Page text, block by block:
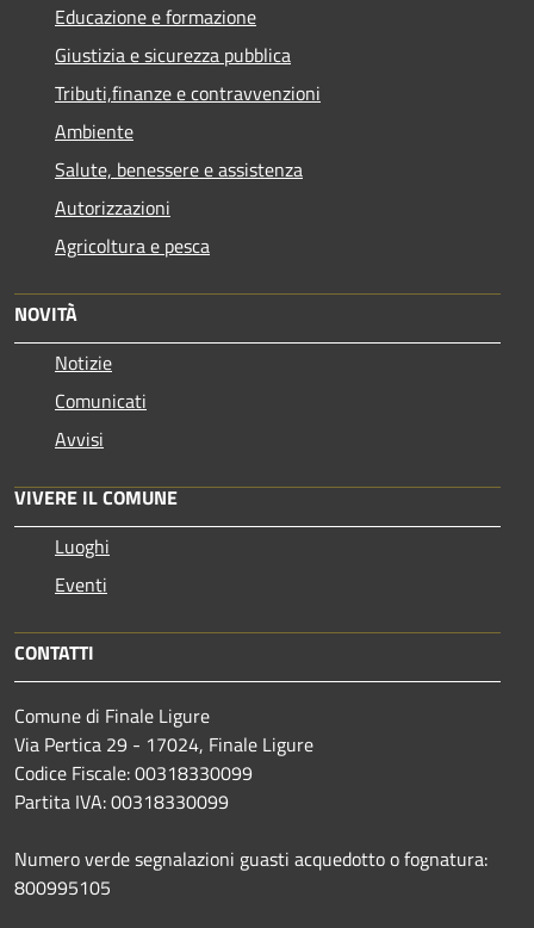
Educazione e formazione
Giustizia e sicurezza pubblica
Tributi,finanze e contravvenzioni
Ambiente
Salute, benessere e assistenza
Autorizzazioni
Agricoltura e pesca
NOVITÀ
Notizie
Comunicati
Avvisi
VIVERE IL COMUNE
Luoghi
Eventi
CONTATTI
Comune di Finale Ligure
Via Pertica 29 - 17024, Finale Ligure
Codice Fiscale: 00318330099
Partita IVA: 00318330099
Numero verde segnalazioni guasti acquedotto o fognatura:
800995105